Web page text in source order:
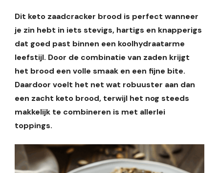
Dit keto zaadcracker brood is perfect wanneer
je zin hebt in iets stevigs, hartigs en knapperigs
dat goed past binnen een koolhydraatarme
leefstijl. Door de combinatie van zaden krijgt
het brood een volle smaak en een fijne bite.
Daardoor voelt het net wat robuuster aan dan
een zacht keto brood, terwijl het nog steeds
makkelijk te combineren is met allerlei
toppings.